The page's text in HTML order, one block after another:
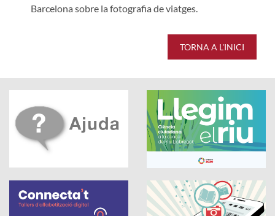
Barcelona sobre la fotografia de viatges.
TORNA A L'INICI